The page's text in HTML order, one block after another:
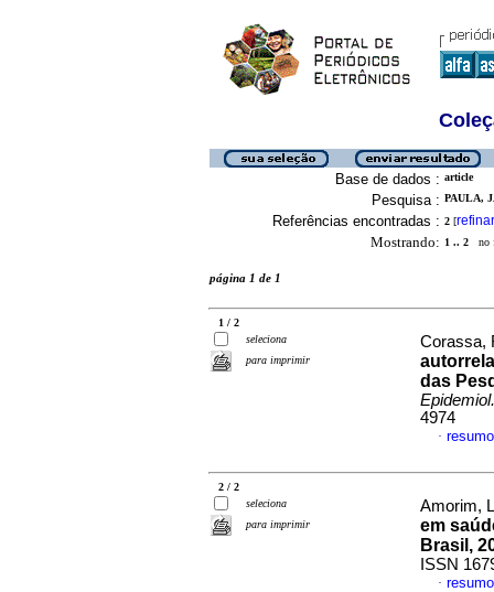
Base de dados : article
Pesquisa : PAULA,
Referências encontradas : 2 [refinar
Mostrando: 1 .. 2 no
página 1 de 1
1 / 2
seleciona
para imprimir
Corassa,
das
4974
·
2 / 2
seleciona
para imprimir
Amorim,
em
Brasil,
ISSN
·